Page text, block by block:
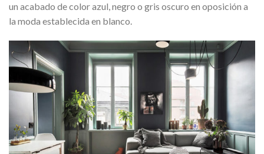
un acabado de color azul, negro o gris oscuro en oposición a
la moda establecida en blanco.